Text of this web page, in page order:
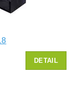
DETAIL